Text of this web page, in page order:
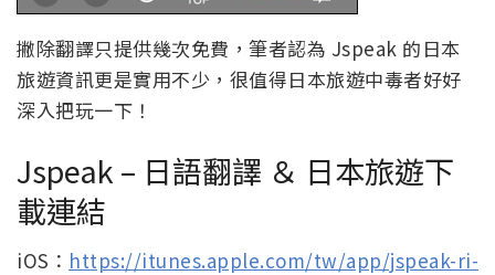
撇除翻譯只提供幾次免費，筆者認為 Jspeak 的日本
旅遊資訊更是實用不少，很值得日本旅遊中毒者好好
深入把玩一下！
Jspeak – 日語翻譯 ＆ 日本旅遊下
載連結
iOS： https://itunes.apple.com/tw/app/jspeak-ri-